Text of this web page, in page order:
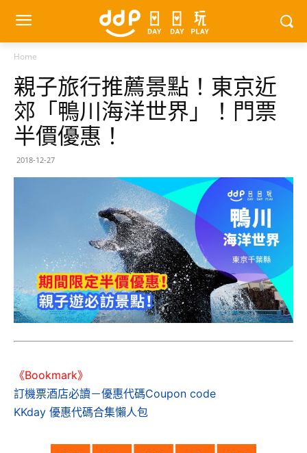
Home
親子旅行推薦景點！東京近
郊「鴨川海洋世界」！門票
半價優惠！
2018-12-27
《Bookmark》
訂機票酒店必讀－優惠代碼Coupon code
KKday 優惠代碼合集懶人包